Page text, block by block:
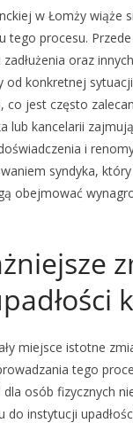
w Łomży
tego procesu.
oraz
od konkretnej
co jest często
lub kancelarii
i
syndyka,
obejmować
miejsce istotne
tego
dla osób fizycznych
do instytucji